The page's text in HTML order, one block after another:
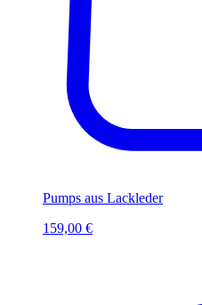
Pumps aus Lackleder
159,00 €